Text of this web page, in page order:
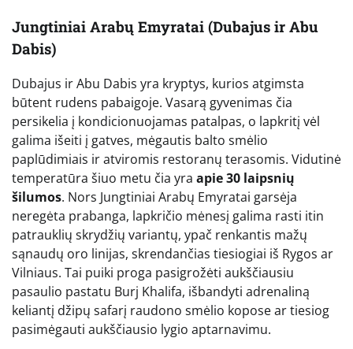
Jungtiniai Arabų Emyratai (Dubajus ir Abu
Dabis)
Dubajus ir Abu Dabis yra kryptys, kurios atgimsta
būtent rudens pabaigoje. Vasarą gyvenimas čia
persikelia į kondicionuojamas patalpas, o lapkritį vėl
galima išeiti į gatves, mėgautis balto smėlio
paplūdimiais ir atviromis restoranų terasomis. Vidutinė
temperatūra šiuo metu čia yra apie 30 laipsnių
šilumos. Nors Jungtiniai Arabų Emyratai garsėja
neregėta prabanga, lapkričio mėnesį galima rasti itin
patrauklių skrydžių variantų, ypač renkantis mažų
sąnaudų oro linijas, skrendančias tiesiogiai iš Rygos ar
Vilniaus. Tai puiki proga pasigrožėti aukščiausiu
pasaulio pastatu Burj Khalifa, išbandyti adrenaliną
keliantį džipų safarį raudono smėlio kopose ar tiesiog
pasimėgauti aukščiausio lygio aptarnavimu.